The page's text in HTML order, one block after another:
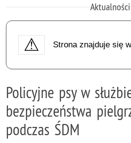
Aktualności
Strona znajduje się
Policyjne psy w
bezpieczeństwa
podczas ŚDM